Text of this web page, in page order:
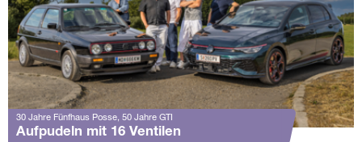
30 Jahre Fünfhaus Posse, 50 Jahre GTI
Aufpudeln mit 16 Ventilen